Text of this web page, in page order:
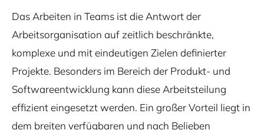
Das Arbeiten in Teams ist die Antwort der
Arbeitsorganisation auf zeitlich beschränkte,
komplexe und mit eindeutigen Zielen definierter
Projekte. Besonders im Bereich der Produkt- und
Softwareentwicklung kann diese Arbeitsteilung
effizient eingesetzt werden. Ein großer Vorteil liegt in
dem breiten verfügbaren und nach Belieben